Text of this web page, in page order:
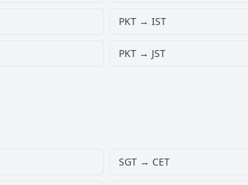
PKT → IST
PKT → JST
SGT → CET